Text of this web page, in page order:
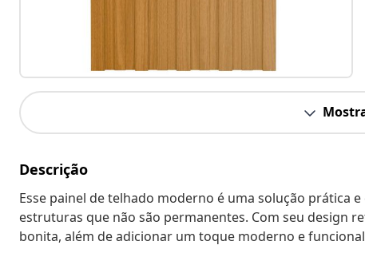
Descrição
Esse painel de telhado moderno é uma solução prática
estruturas que não são permanentes. Com seu design
bonita, além de adicionar um toque moderno e